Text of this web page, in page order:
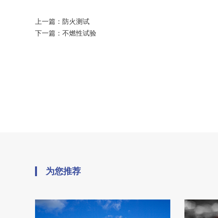
上一篇： 防火测试
下一篇： 不燃性试验
为您推荐